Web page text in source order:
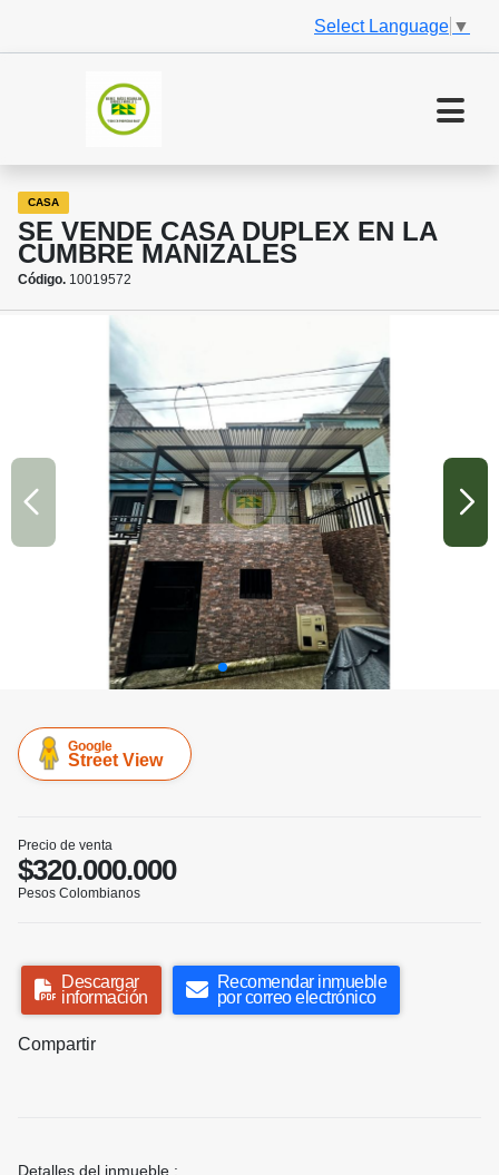
Select Language ▼
CASA
SE VENDE CASA DUPLEX EN LA
CUMBRE MANIZALES
Código. 10019572
Google
Street View
Precio de venta
$320.000.000
Pesos Colombianos
Descargar
información
Recomendar inmueble
por correo electrónico
Compartir
Detalles del inmueble :